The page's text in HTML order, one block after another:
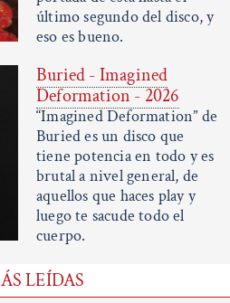
último segundo del disco, y
eso es bueno.
Buried - Imagined
Deformation - 2026
“Imagined Deformation” de
Buried es un disco que
tiene potencia en todo y es
brutal a nivel general, de
aquellos que haces play y
luego te sacude todo el
cuerpo.
LEÍDAS